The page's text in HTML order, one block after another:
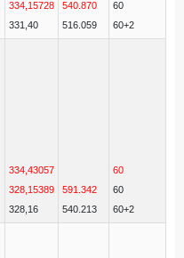
334,15728
331,40
540.870
516.059
60
60+2
334,43057
328,15389
328,16
591.342
540.213
60
60
60+2